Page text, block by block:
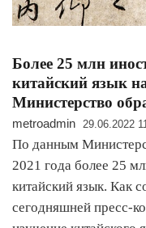
Более 25 млн
китайский язык
Министерство
metroadmin 29.06.2022
По данным
2021 года более 25
китайский язык. Как
сегодняшней пресс-